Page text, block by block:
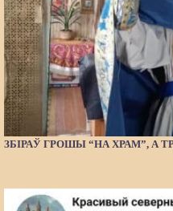
ЗБІРАЎ ГРОШЫ “НА ХРАМ”, А